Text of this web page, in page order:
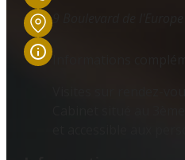
9 Boulevard de l'Europe
Informations